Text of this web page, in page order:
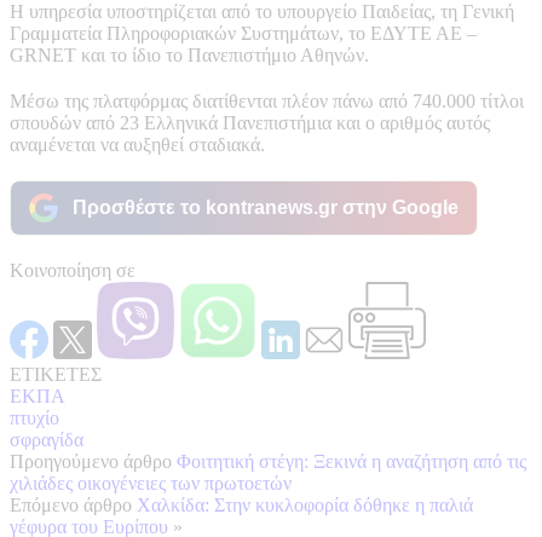
Η υπηρεσία υποστηρίζεται από το υπουργείο Παιδείας, τη Γενική
Γραμματεία Πληροφοριακών Συστημάτων, το ΕΔΥΤΕ ΑΕ –
GRNET και το ίδιο το Πανεπιστήμιο Αθηνών.
Μέσω της πλατφόρμας διατίθενται πλέον πάνω από 740.000 τίτλοι
σπουδών από 23 Ελληνικά Πανεπιστήμια και ο αριθμός αυτός
αναμένεται να αυξηθεί σταδιακά.
Προσθέστε το kontranews.gr στην Google
Κοινοποίηση σε
ΕΤΙΚΕΤΕΣ
ΕΚΠΑ
πτυχίο
σφραγίδα
Προηγούμενο άρθρο Φοιτητική στέγη: Ξεκινά η αναζήτηση από τις
χιλιάδες οικογένειες των πρωτοετών
Επόμενο άρθρο Χαλκίδα: Στην κυκλοφορία δόθηκε η παλιά
γέφυρα του Ευρίπου »